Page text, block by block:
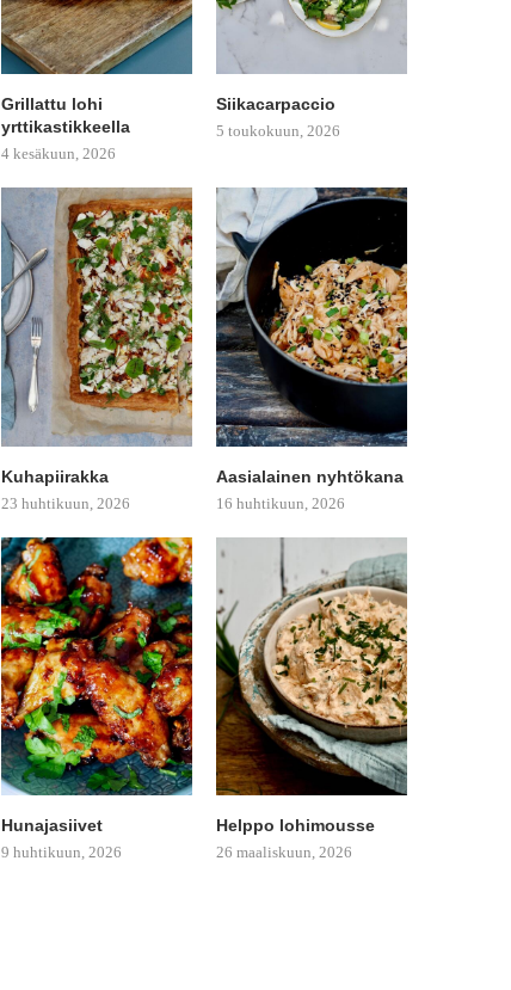
Grillattu lohi
yrttikastikkeella
4 kesäkuun, 2026
Siikacarpaccio
5 toukokuun, 2026
Kuhapiirakka
23 huhtikuun, 2026
Aasialainen nyhtökana
16 huhtikuun, 2026
Hunajasiivet
9 huhtikuun, 2026
Helppo lohimousse
26 maaliskuun, 2026